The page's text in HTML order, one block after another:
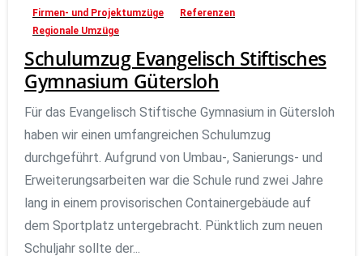
Firmen- und Projektumzüge
Referenzen
Regionale Umzüge
Schulumzug Evangelisch Stiftisches
Gymnasium Gütersloh
Für das Evangelisch Stiftische Gymnasium in Gütersloh
haben wir einen umfangreichen Schulumzug
durchgeführt. Aufgrund von Umbau-, Sanierungs- und
Erweiterungsarbeiten war die Schule rund zwei Jahre
lang in einem provisorischen Containergebäude auf
dem Sportplatz untergebracht. Pünktlich zum neuen
Schuljahr sollte der...